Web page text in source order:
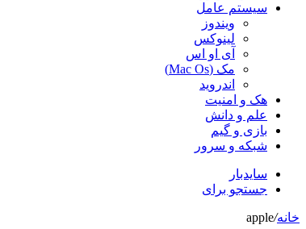
سیستم عامل
ویندوز
لینوکس
آی او اس
مک (Mac Os)
اندروید
هک و امنیت
علم و دانش
بازی و گیم
شبکه و سرور
سایدبار
جستجو برای
خانه/
apple